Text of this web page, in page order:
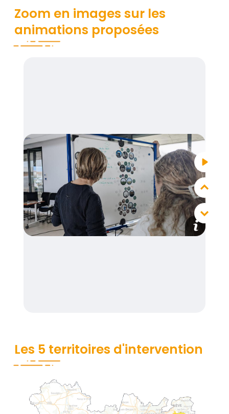
Zoom en images sur les
animations proposées
Les 5 territoires d'intervention
Contenu